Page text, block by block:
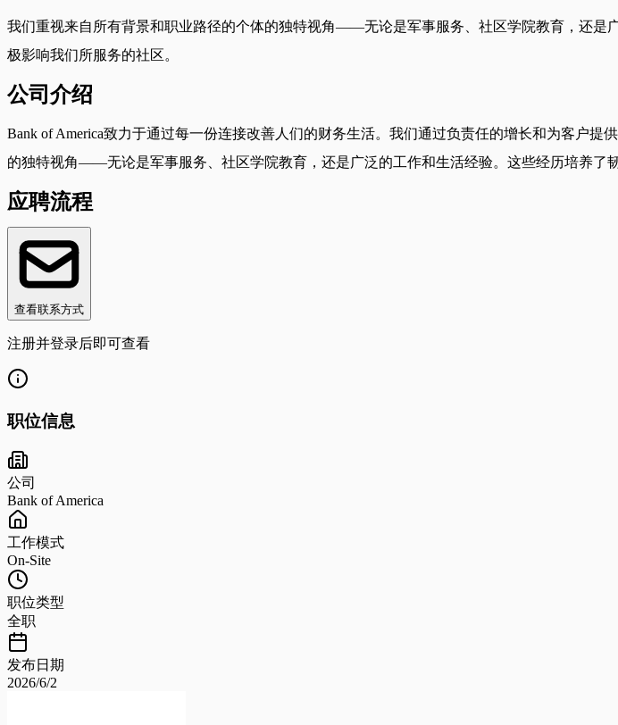
我们重视来自所有背景和职业路径的个体的独特视角——无论是军事服务、社区学院教育，还是
极影响我们所服务的社区。
公司介绍
Bank of America致力于通过每一份连接改善人们的财务生活。我们通过负责任的增长和为客户
的独特视角——无论是军事服务、社区学院教育，还是广泛的工作和生活经验。这些经历培养了
应聘流程
查看联系方式
注册并登录后即可查看
职位信息
公司
Bank of America
工作模式
On-Site
职位类型
全职
发布日期
2026/6/2